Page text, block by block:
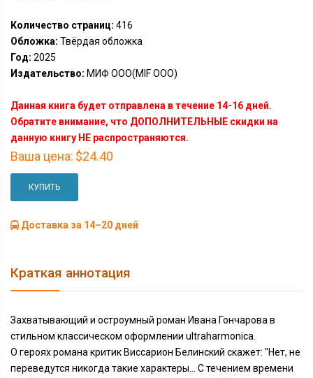
Количество страниц: 416
Обложка: Твёрдая обложка
Год: 2025
Издательство: МИФ ООО(MIF OOO)
Данная книга будет отправлена в течение 14-16 дней.
Обратите внимание, что ДОПОЛНИТЕЛЬНЫЕ скидки на
данную книгу НЕ распространяются.
Ваша цена: $24.40
КУПИТЬ
Доставка за 14–20 дней
Краткая аннотация
Захватывающий и остроумный роман Ивана Гончарова в
стильном классическом оформлении ultraharmonica.
О героях романа критик Виссарион Белинский скажет: "Нет, не
переведутся никогда такие характеры… С течением времени